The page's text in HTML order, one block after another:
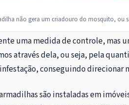
não gera um criadouro do mosquito, ou
uma medida de controle, mas
através dela, ou seja, pela
conseguindo direcionar
são instaladas em